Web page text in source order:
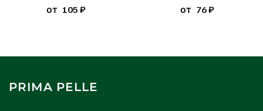
от 105 ₽ от 76 ₽
PRIMA PELLE